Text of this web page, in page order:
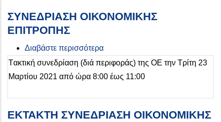
ΣΥΝΕΔΡΙΑΣΗ ΟΙΚΟΝΟΜΙΚΗΣ
ΕΠΙΤΡΟΠΗΣ
Διαβάστε περισσότεραγια το ΣΥΝΕΔΡΙΑΣΗ
Tακτική συνεδρίαση (διά περιφοράς) της ΟΕ την Τρίτη 23
Μαρτίου 2021 από ώρα 8:00 έως 11:00
ΕΚΤΑΚΤΗ ΣΥΝΕΔΡΙΑΣΗ ΟΙΚΟΝΟΜΙΚΗΣ